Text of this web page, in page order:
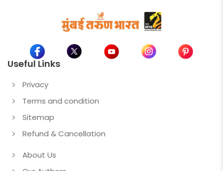
Useful Links
Privacy
Terms and condition
Sitemap
Refund & Cancellation
About Us